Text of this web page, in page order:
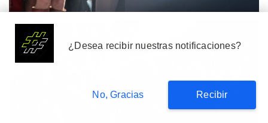
¿Desea recibir nuestras notificaciones?
Recibir
No, Gracias